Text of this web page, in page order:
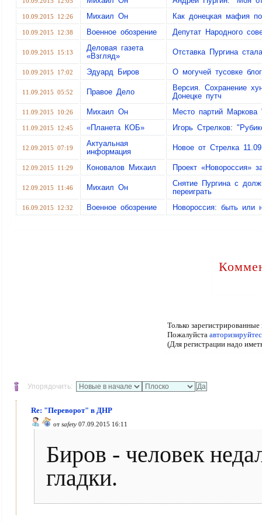
10.09.2015 12:26 Михаил Он Как донецкая мафия
10.09.2015 12:38 Военное обозрение Депутат Народного
10.09.2015 15:13
Деловая газета
«Взгляд»
Отставка Пургина
10.09.2015 17:02 Эдуард Биров О могучей тусовке
11.09.2015 05:52 Правое Дело
Версия. Сохранение
Донецке путч
11.09.2015 10:26 Михаил Он Место партий
11.09.2015 12:45 «Планета КОБ» Игорь Стрелков:
12.09.2015 07:19
Актуальная
информация
Новое от Стрелка
12.09.2015 11:29 Коновалов Михаил Проект «Новороссия»
12.09.2015 11:46 Михаил Он
Снятие Пургина с
переиграть
16.09.2015 12:32 Военное обозрение Новороссия: быть или
Только
Пожалуйста
(Для регистрации надо
Упорядочить:
Re: "Переворот" в ДНР
от safety 07.09.2015 16:11
Биров - человек
гладки.